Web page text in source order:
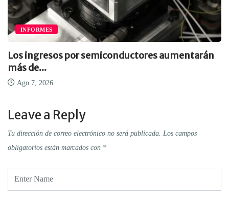
INFORMES
Los ingresos por semiconductores aumentarán
más de...
Ago 7, 2026
Leave a Reply
Tu dirección de correo electrónico no será publicada. Los campos
obligatorios están marcados con *